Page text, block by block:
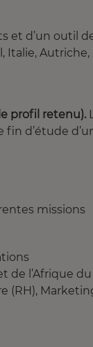
et d’un outil
Italie,
profil retenu).
d’étude
missions
de l’Afrique du
(RH),